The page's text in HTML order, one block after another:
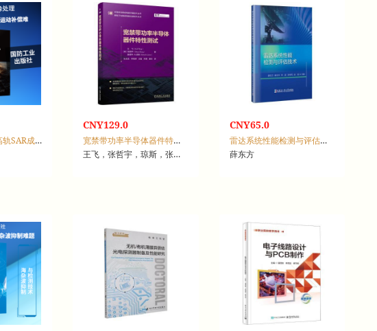
长合成孔径时间高轨SAR成像方法
CNY129.0
宽禁带功率半导体器件特性测试
王飞，张哲宇，琼斯，张龙龙
CNY65.0
雷达系统性能检测与评估技术
薛东方